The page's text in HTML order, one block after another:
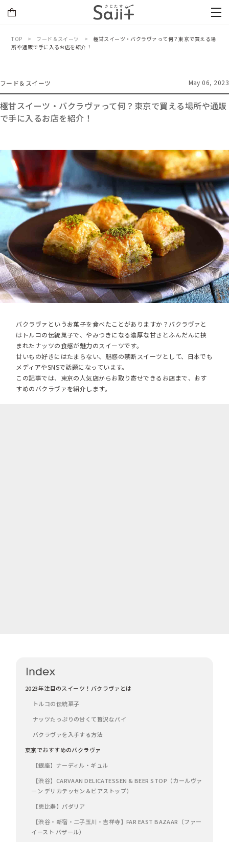
TOP フード＆スイーツ
極甘スイーツ・バクラヴァって何？東京で買える場
所や通販で手に入るお店を紹介！
フード＆スイーツ May 06, 2023
極甘スイーツ・バクラヴァって何？東京で買える場所や通販
で手に入るお店を紹介！
バクラヴァというお菓子を食べたことがありますか？バクラヴァと
はトルコの伝統菓子で、やみつきになる濃厚な甘さとふんだんに挟
まれたナッツの食感が魅力のスイーツです。
甘いもの好きにはたまらない、魅惑の禁断スイーツとして、日本でも
メディアやSNSで話題になっています。
この記事では、東京の人気店からお取り寄せできるお店まで、おす
すめのバクラヴァを紹介します。
2023年注目のスイーツ！バクラヴァとは
トルコの伝統菓子
ナッツたっぷりの甘くて贅沢なパイ
バクラヴァを入手する方法
東京でおすすめのバクラヴァ
【銀座】ナーディル・ギュル
【渋谷】CARVAAN DELICATESSEN & BEER STOP（カールヴァ
―ン デリカテッセン＆ビアストップ）
【恵比寿】パダリア
【渋谷・新宿・二子玉川・吉祥寺】FAR EAST BAZAAR（ファー
イースト バザール）